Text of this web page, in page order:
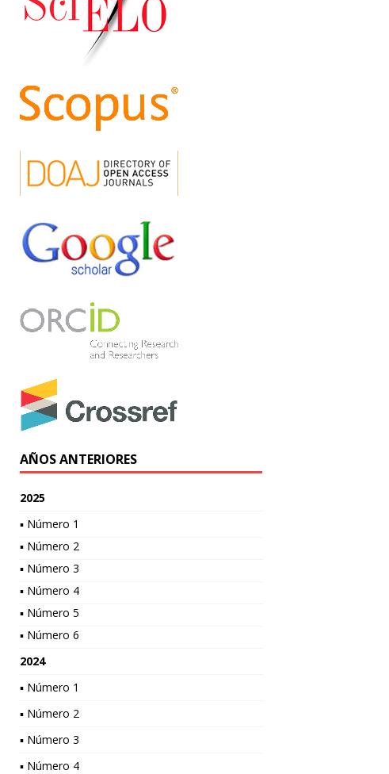
AÑOS ANTERIORES
2025
▪ Número 1
▪ Número 2
▪ Número 3
▪ Número 4
▪ Número 5
▪ Número 6
2024
▪ Número 1
▪ Número 2
▪ Número 3
▪ Número 4